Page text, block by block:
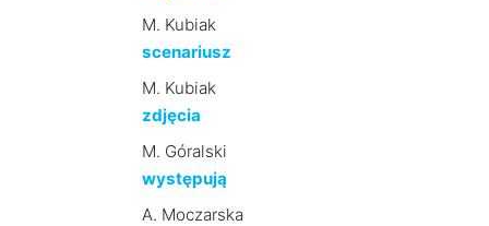
M. Kubiak
scenariusz
M. Kubiak
zdjęcia
M. Góralski
występują
A. Moczarska